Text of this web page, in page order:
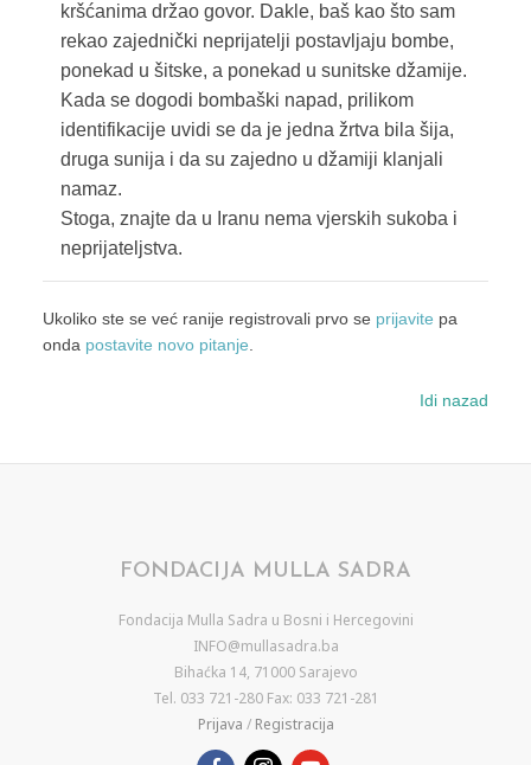
kršćanima držao govor. Dakle, baš kao što sam
rekao zajednički neprijatelji postavljaju bombe,
ponekad u šitske, a ponekad u sunitske džamije.
Kada se dogodi bombaški napad, prilikom
identifikacije uvidi se da je jedna žrtva bila šija,
druga sunija i da su zajedno u džamiji klanjali
namaz.
Stoga, znajte da u Iranu nema vjerskih sukoba i
neprijateljstva.
Ukoliko ste se već ranije registrovali prvo se prijavite pa
onda postavite novo pitanje.
Idi nazad
FONDACIJA MULLA SADRA
Fondacija Mulla Sadra u Bosni i Hercegovini
INFO@mullasadra.ba
Bihaćka 14, 71000 Sarajevo
Tel. 033 721-280 Fax: 033 721-281
Prijava / Registracija